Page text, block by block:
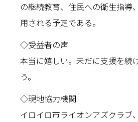
の継続教育、住民への衛生指導
用される予定である。
◇受益者の声
本当に嬉しい。未だに支援を続
う。
◇現地協力機関
イロイロ市ライオンアズクラブ